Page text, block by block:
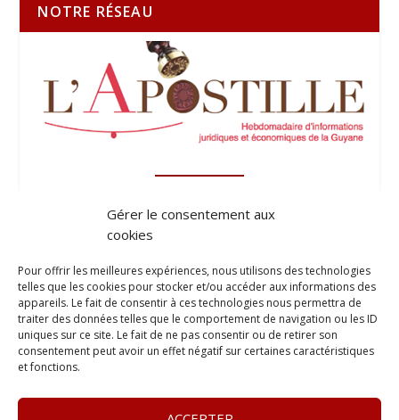
Gérer le consentement aux
cookies
Pour offrir les meilleures expériences, nous utilisons des technologies
telles que les cookies pour stocker et/ou accéder aux informations des
appareils. Le fait de consentir à ces technologies nous permettra de
traiter des données telles que le comportement de navigation ou les ID
uniques sur ce site. Le fait de ne pas consentir ou de retirer son
consentement peut avoir un effet négatif sur certaines caractéristiques
et fonctions.
NOTRE RÉSEAU